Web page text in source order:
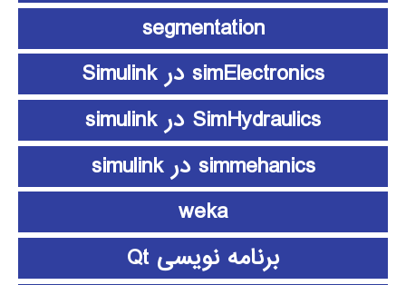
segmentation
simElectronics در Simulink
SimHydraulics در simulink
simmehanics در simulink
weka
برنامه نویسی Qt